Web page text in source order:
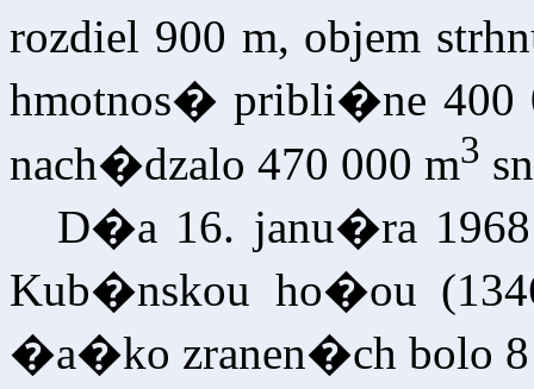
rozdiel 900 m, objem
hmotnos� pribli�ne 400
nach�dzalo 470 000 m3
D�a 16. janu�ra
Kub�nskou ho�ou
�a�ko zranen�ch bolo